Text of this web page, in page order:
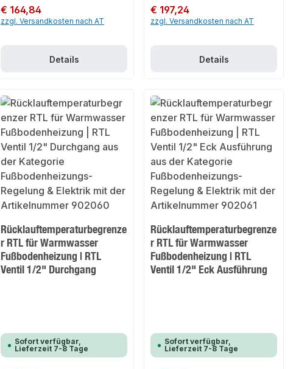
Regulärer Preis:
€ 164,84
zzgl. Versandkosten nach AT
Details
Regulärer Preis:
€ 197,24
zzgl. Versandkosten nach AT
Details
Rücklauftemperaturbegrenze
r RTL für Warmwasser
Fußbodenheizung | RTL
Ventil 1/2" Durchgang
Sofort verfügbar,
Lieferzeit 7-8 Tage
Rücklauftemperaturbegrenze
r RTL für Warmwasser
Fußbodenheizung | RTL
Ventil 1/2" Eck Ausführung
Sofort verfügbar,
Lieferzeit 7-8 Tage